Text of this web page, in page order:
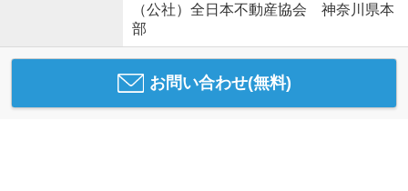
（公社）全日本不動産協会 神奈川県本
部
お問い合わせ(無料)